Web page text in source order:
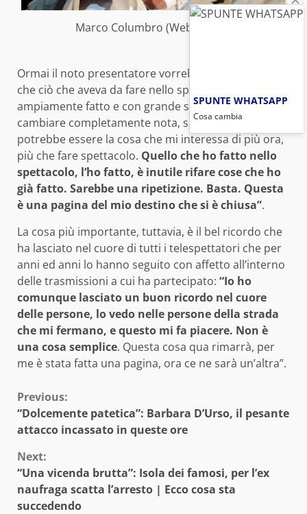
Marco Columbro (Websource)
Ormai il noto presentatore vorrebbe fare altro, dato
che ciò che aveva da fare nello spettacolo l’ha già
ampiamente fatto e con grande successo: “Dovrei
cambiare completamente nota, su un altro piano,
potrebbe essere la cosa che mi interessa di più ora,
più che fare spettacolo. Quello che ho fatto nello
spettacolo, l’ho fatto, è inutile rifare cose che ho
già fatto. Sarebbe una ripetizione. Basta. Questa
è una pagina del mio destino che si è chiusa”.
La cosa più importante, tuttavia, è il bel ricordo che
ha lasciato nel cuore di tutti i telespettatori che per
anni ed anni lo hanno seguito con affetto all’interno
delle trasmissioni a cui ha partecipato: “Io ho
comunque lasciato un buon ricordo nel cuore
delle persone, lo vedo nelle persone della strada
che mi fermano, e questo mi fa piacere. Non è
una cosa semplice. Questa cosa qua rimarrà, per
me è stata fatta una pagina, ora ce ne sarà un’altra”.
Continue
Reading
Previous:
“Dolcemente patetica”: Barbara D’Urso, il pesante
attacco incassato in queste ore
Next:
“Una vicenda brutta”: Isola dei famosi, per l’ex
naufraga scatta l’arresto | Ecco cosa sta
succedendo
SPUNTE WHATSAPP
Cosa cambia